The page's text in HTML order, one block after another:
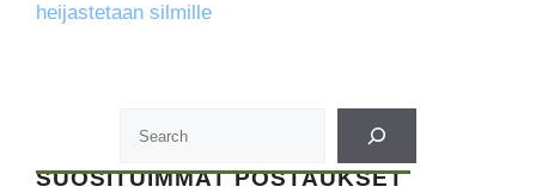
heijastetaan silmille
SUOSITUIMMAT POSTAUKSET